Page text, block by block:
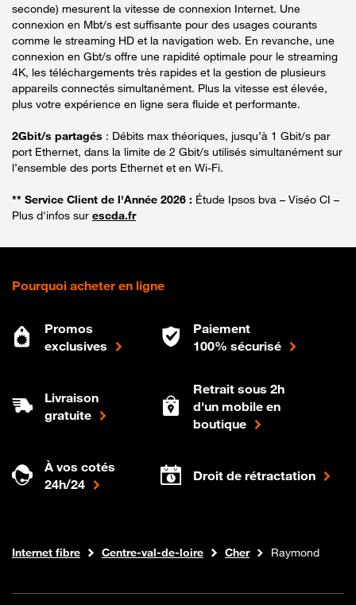
seconde) mesurent la vitesse de connexion Internet. Une
connexion en Mbt/s est suffisante pour des usages courants
comme le streaming HD et la navigation web. En revanche, une
connexion en Gbt/s offre une rapidité optimale pour le streaming
4K, les téléchargements très rapides et la gestion de plusieurs
appareils connectés simultanément. Plus la vitesse est élevée,
plus votre expérience en ligne sera fluide et performante.
2Gbit/s partagés : Débits max théoriques, jusqu’à 1 Gbit/s par
port Ethernet, dans la limite de 2 Gbit/s utilisés simultanément sur
l’ensemble des ports Ethernet et en Wi-Fi.
** Service Client de l'Année 2026 : Étude Ipsos bva – Viséo CI –
Plus d'infos sur escda.fr
Pourquoi acheter en ligne
Promos
exclusives
Paiement
100% sécurisé
Livraison
gratuite
Retrait sous 2h
d'un mobile en
boutique
À vos cotés
24h/24
Droit de rétractation
Boutique Orange
Internet fibre Centre-val-de-loire Cher Raymond